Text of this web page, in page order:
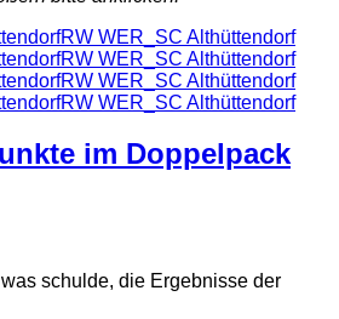
RW WER_SC Althüttendorf
RW WER_SC Althüttendorf
RW WER_SC Althüttendorf
RW WER_SC Althüttendorf
im Doppelpack
schulde, die Ergebnisse der